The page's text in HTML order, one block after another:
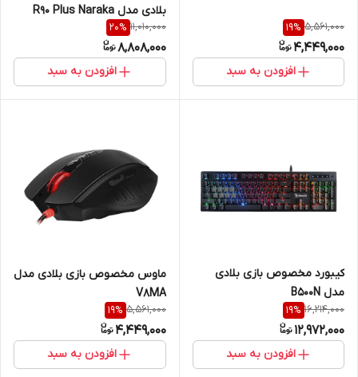
5,561,000
19%
4,449,000
افزودن به سبد
بلادی مدل R90 Plus Naraka
Activated
11,010,000
20%
8,808,000
افزودن به سبد
کیبورد مخصوص بازی بلادی
مدل B500N
16,214,000
19%
12,972,000
افزودن به سبد
ماوس مخصوص بازی بلادی مدل
V8MA
5,561,000
19%
4,449,000
افزودن به سبد